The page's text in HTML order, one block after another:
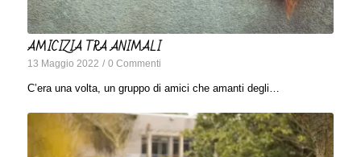
AMICIZIA TRA ANIMALI
13 Maggio 2022 / 0 Commenti
C’era una volta, un gruppo di amici che amanti degli…